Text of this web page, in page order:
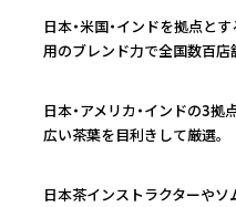
日本・米国・インドを拠点と
用のブレンド力で全国数百店
日本・アメリカ・インドの3
広い茶葉を目利きして厳選。
日本茶インストラクターやソ